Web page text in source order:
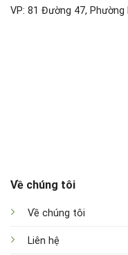
VP: 81 Đường 47,
Về chúng tôi
Về chúng tôi
Liên hệ